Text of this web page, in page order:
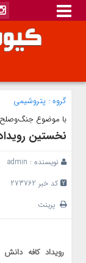
گروه : پتروشیمی
با موضوع جنگ‌وصلح
نخستین
نویسنده : admin
کد خبر 273762
پرینت
رویداد کافه